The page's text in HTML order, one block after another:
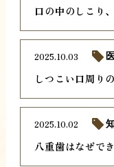
口の中のしこり
しつこい口周り
2025.10.03
八重歯はなぜで
2025.10.02